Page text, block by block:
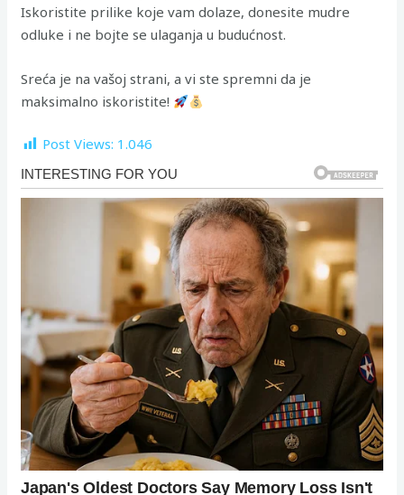
Iskoristite prilike koje vam dolaze, donesite mudre
odluke i ne bojte se ulaganja u budućnost.
Sreća je na vašoj strani, a vi ste spremni da je
maksimalno iskoristite!
Post Views: 1.046